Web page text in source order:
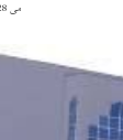
می 28, 2024